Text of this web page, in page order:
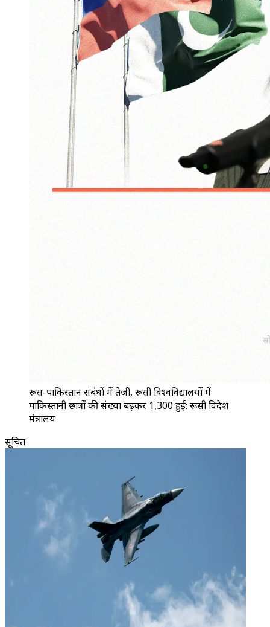
रूस-पाकिस्तान संबंधों में तेजी, रूसी विश्वविद्यालयों में
पाकिस्तानी छात्रों की संख्या बढ़कर 1,300 हुई: रूसी विदेश
मंत्रालय
सूचित